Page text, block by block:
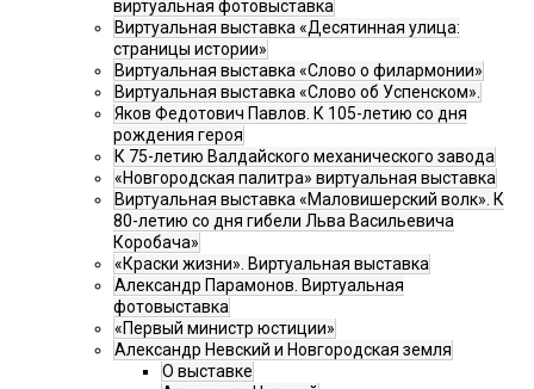
виртуальная фотовыставка
Виртуальная выставка «Десятинная улица:
страницы истории»
Виртуальная выставка «Слово о филармонии»
Виртуальная выставка «Слово об Успенском».
Яков Федотович Павлов. К 105-летию со дня
рождения героя
К 75-летию Валдайского механического завода
«Новгородская палитра» виртуальная выставка
Виртуальная выставка «Маловишерский волк». К
80-летию со дня гибели Льва Васильевича
Коробача»
«Краски жизни». Виртуальная выставка
Александр Парамонов. Виртуальная
фотовыставка
«Первый министр юстиции»
Александр Невский и Новгородская земля
О выставке